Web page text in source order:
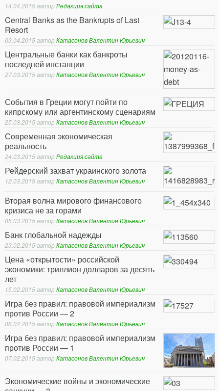
14.04.2015автор Редакция сайта
Central Banks as the Bankrupts of Last
Resort
03.04.2015автор Катасонов Валентин Юрьевич
Центральные банки как банкроты
последней инстанции
27.03.2015автор Катасонов Валентин Юрьевич
События в Греции могут пойти по
кипрскому или аргентинскому сценариям
25.03.2015автор Катасонов Валентин Юрьевич
Современная экономическая
реальность
24.03.2015автор Редакция сайта
Рейдерский захват украинского золота
12.03.2015автор Катасонов Валентин Юрьевич
Вторая волна мирового финансового
кризиса не за горами
05.03.2015автор Катасонов Валентин Юрьевич
Банк глобальной надежды
23.02.2015автор Катасонов Валентин Юрьевич
Цена «открытости» российской
экономики: триллион долларов за десять
лет
15.02.2015автор Катасонов Валентин Юрьевич
Игра без правил: правовой империализм
против России — 2
08.02.2015автор Катасонов Валентин Юрьевич
Игра без правил: правовой империализм
против России — 1
07.02.2015автор Катасонов Валентин Юрьевич
Экономические войны и экономические